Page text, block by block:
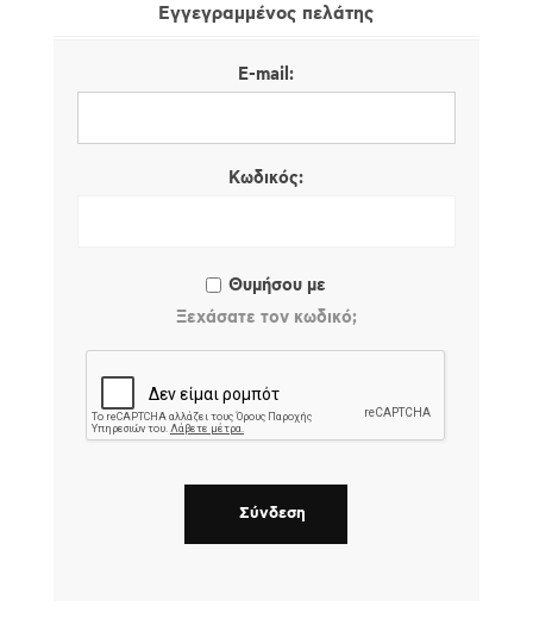
Εγγεγραμμένος πελάτης
E-mail:
Κωδικός:
Θυμήσου με
Ξεχάσατε τον κωδικό;